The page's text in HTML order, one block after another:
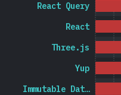
Immutable Dat…
Yup
Three.js
React
React Query